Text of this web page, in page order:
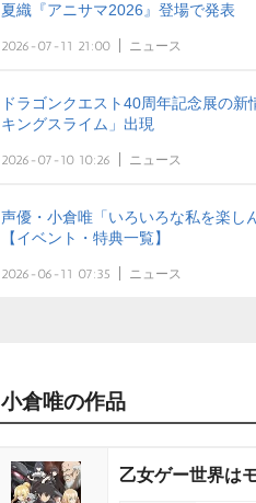
夏織『アニサマ2026』登場で発表
2026-07-11 21:00 ニュース
ドラゴンクエスト40周年記念展の
キングスライム」出現
2026-07-10 10:26 ニュース
声優・小倉唯「いろいろな私を楽し
【イベント・特典一覧】
2026-06-11 07:35 ニュース
小倉唯の作品
乙女ゲー世界は